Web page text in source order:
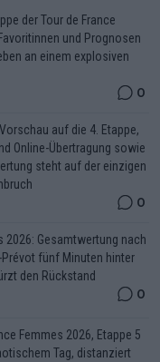
der Tour de France
und Prognosen
an einem explosiven
0
auf die 4. Etappe,
Online-Übertragung sowie
steht auf der einzigen
0
2026: Gesamtwertung nach
Prévot fünf Minuten hinter
den Rückstand
0
Femmes 2026, Etappe 5
Tag, distanziert